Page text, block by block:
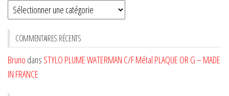
Sélectionnez
une
CATÉGORIE
COMMENTAIRES RÉCENTS
Bruno dans STYLO PLUME WATERMAN C/F Métal PLAQUE OR G – MADE
IN FRANCE